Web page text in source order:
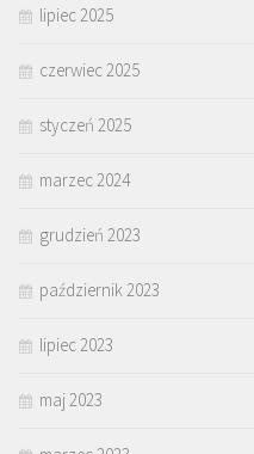
lipiec 2025
czerwiec 2025
styczeń 2025
marzec 2024
grudzień 2023
październik 2023
lipiec 2023
maj 2023